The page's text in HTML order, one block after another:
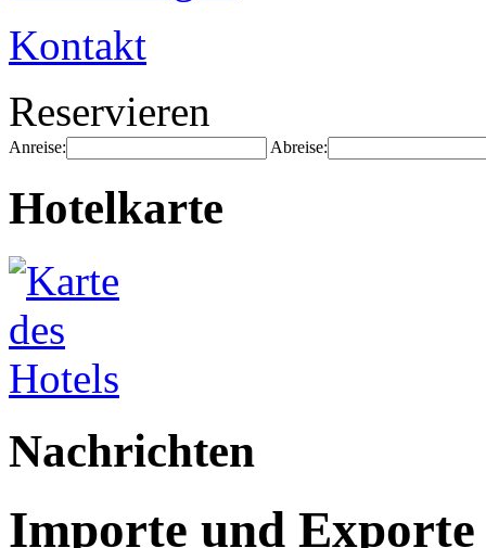
Kontakt
Reservieren
Anreise: Abreise:
Hotelkarte
Nachrichten
Importe und Exporte